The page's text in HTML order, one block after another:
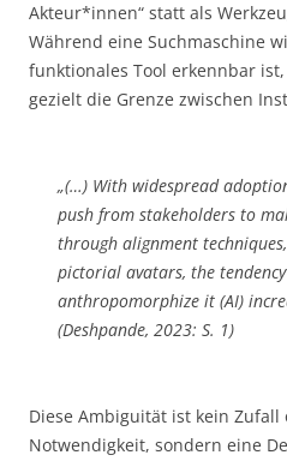
Akteur*innen“ statt als
Während eine Suchmaschine
funktionales Tool erkennbar
gezielt die Grenze zwischen
„(…) With widespread
push from stakeholders to
through alignment
pictorial avatars, the
anthropomorphize it (AI)
(Deshpande, 2023: S. 1)
Diese Ambiguität ist kein Zufall
Notwendigkeit, sondern eine